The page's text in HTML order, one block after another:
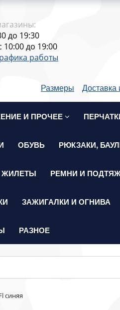
до 19:30
10:00 до 19:00
работы
Размеры Доставка
И ПРОЧЕЕ
ОБУВЬ РЮКЗАКИ,
ЖИЛЕТЫ РЕМНИ И
ЗАЖИГАЛКИ И ОГНИВА
РАЗНОЕ
синяя